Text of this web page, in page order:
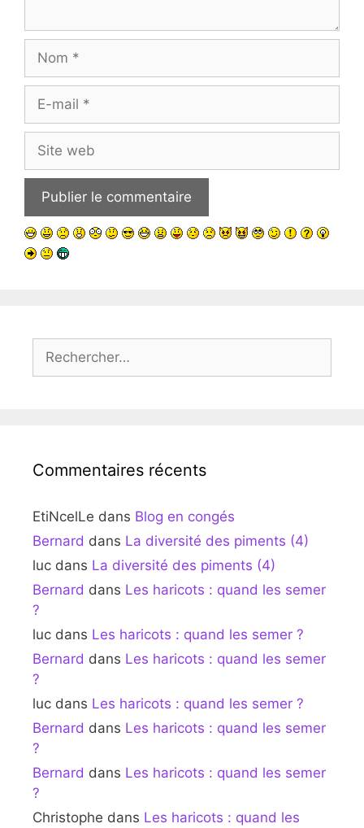
mail
web
Commentaires récents
EtiNcelLe dans Blog en congés
Bernard dans La diversité des piments (4)
luc dans La diversité des piments (4)
Bernard dans Les haricots : quand les semer
?
luc dans Les haricots : quand les semer ?
Bernard dans Les haricots : quand les semer
?
luc dans Les haricots : quand les semer ?
Bernard dans Les haricots : quand les semer
?
Bernard dans Les haricots : quand les semer
?
Christophe dans Les haricots : quand les